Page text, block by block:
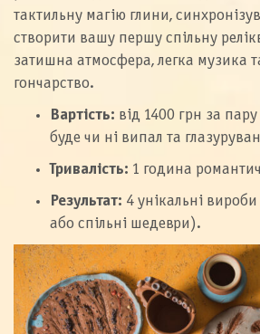
тактильну магію глини,
створити вашу першу спільну
затишна атмосфера, легка музика
гончарство.
Вартість: від 1400 грн за
буде чи ні випал та
Тривалість: 1 година
Результат: 4 унікальні
або спільні шедеври).